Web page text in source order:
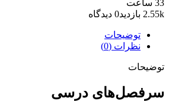
33 ساعت
2.55k بازدید
0 دیدگاه
توضیحات
نظرات (0)
توضیحات
سرفصل‌های درسی